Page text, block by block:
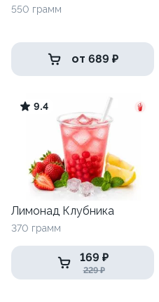
550 грамм
от 689 ₽
9.4
Лимонад Клубника
370 грамм
169 ₽
229 ₽